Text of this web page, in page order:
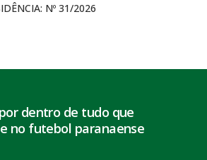
Nº 31/2026
dentro de tudo que
no futebol paranaense